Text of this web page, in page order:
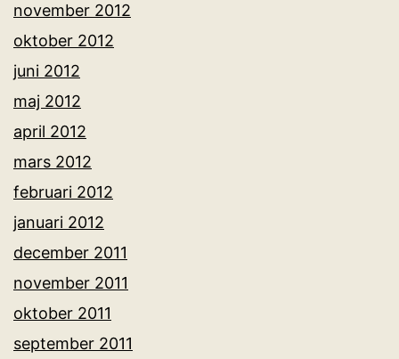
november 2012
oktober 2012
juni 2012
maj 2012
april 2012
mars 2012
februari 2012
januari 2012
december 2011
november 2011
oktober 2011
september 2011